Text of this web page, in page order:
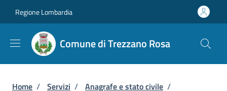
Regione Lombardia
Comune di Trezzano Rosa
Briciole di pane
Home / Servizi / Anagrafe e stato civile /